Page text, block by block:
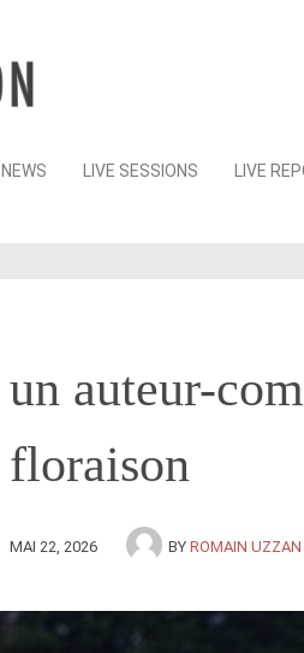
Skip
NEWS LIVE SESSIONS LIVE
un auteur-
floraison
MAI 22, 2026 BY ROMAIN UZZAN